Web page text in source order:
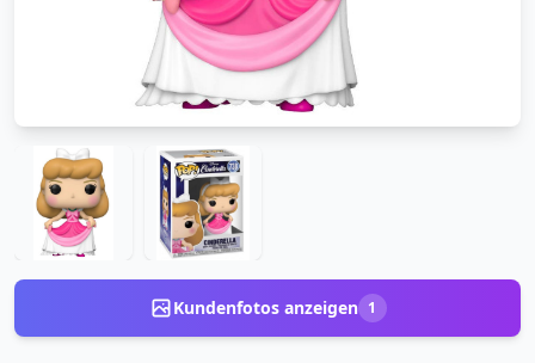
Kundenfotos anzeigen 1